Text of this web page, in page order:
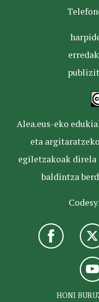
Alea.eus-eko
eta
egiletzakoak direla
baldintza
HONI